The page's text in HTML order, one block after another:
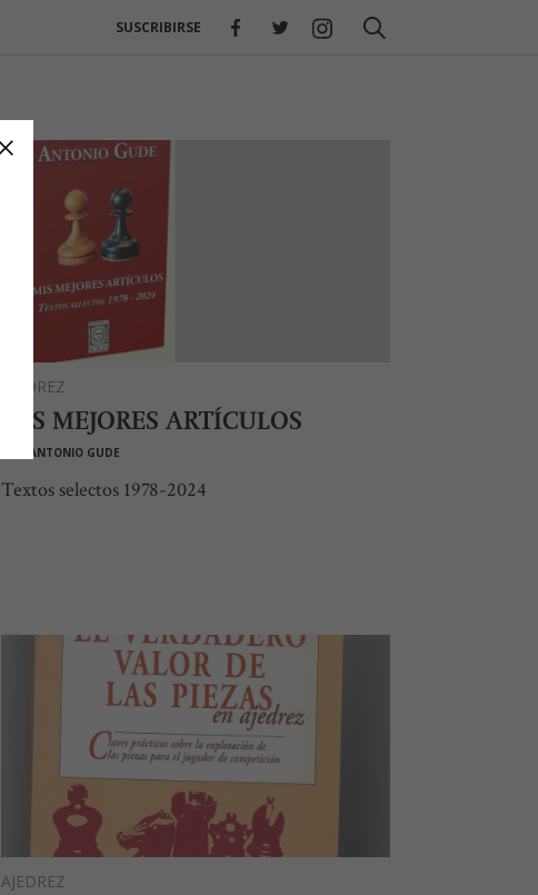
SUSCRIBIRSE
AJEDREZ
MIS MEJORES ARTÍCULOS
ANTONIO GUDE
Textos selectos 1978-2024
AJEDREZ